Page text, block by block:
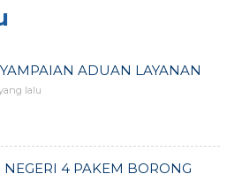
ADUAN LAYANAN
lalu
NEGERI 4 PAKEM BORONG